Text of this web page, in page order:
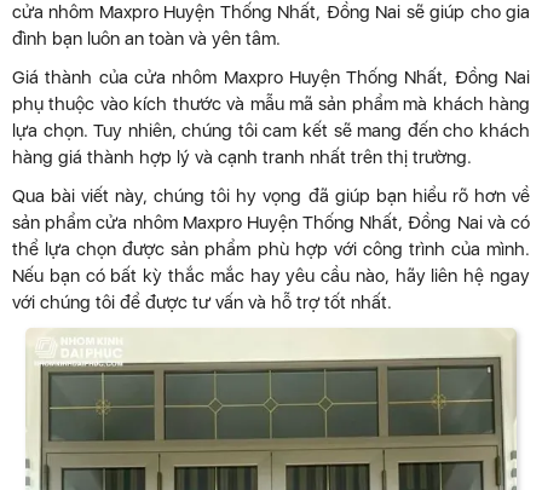
cửa nhôm Maxpro Huyện Thống Nhất, Đồng Nai sẽ giúp cho gia
đình bạn luôn an toàn và yên tâm.
Giá thành của cửa nhôm Maxpro Huyện Thống Nhất, Đồng Nai
phụ thuộc vào kích thước và mẫu mã sản phẩm mà khách hàng
lựa chọn. Tuy nhiên, chúng tôi cam kết sẽ mang đến cho khách
hàng giá thành hợp lý và cạnh tranh nhất trên thị trường.
Qua bài viết này, chúng tôi hy vọng đã giúp bạn hiểu rõ hơn về
sản phẩm cửa nhôm Maxpro Huyện Thống Nhất, Đồng Nai và có
thể lựa chọn được sản phẩm phù hợp với công trình của mình.
Nếu bạn có bất kỳ thắc mắc hay yêu cầu nào, hãy liên hệ ngay
với chúng tôi để được tư vấn và hỗ trợ tốt nhất.